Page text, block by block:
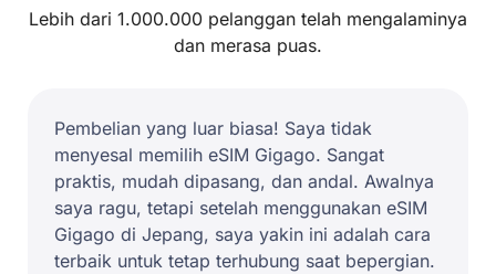
Lebih dari 1.000.000 pelanggan telah mengalaminya
dan merasa puas.
Pembelian yang luar biasa! Saya tidak
menyesal memilih eSIM Gigago. Sangat
praktis, mudah dipasang, dan andal. Awalnya
saya ragu, tetapi setelah menggunakan eSIM
Gigago di Jepang, saya yakin ini adalah cara
terbaik untuk tetap terhubung saat bepergian.